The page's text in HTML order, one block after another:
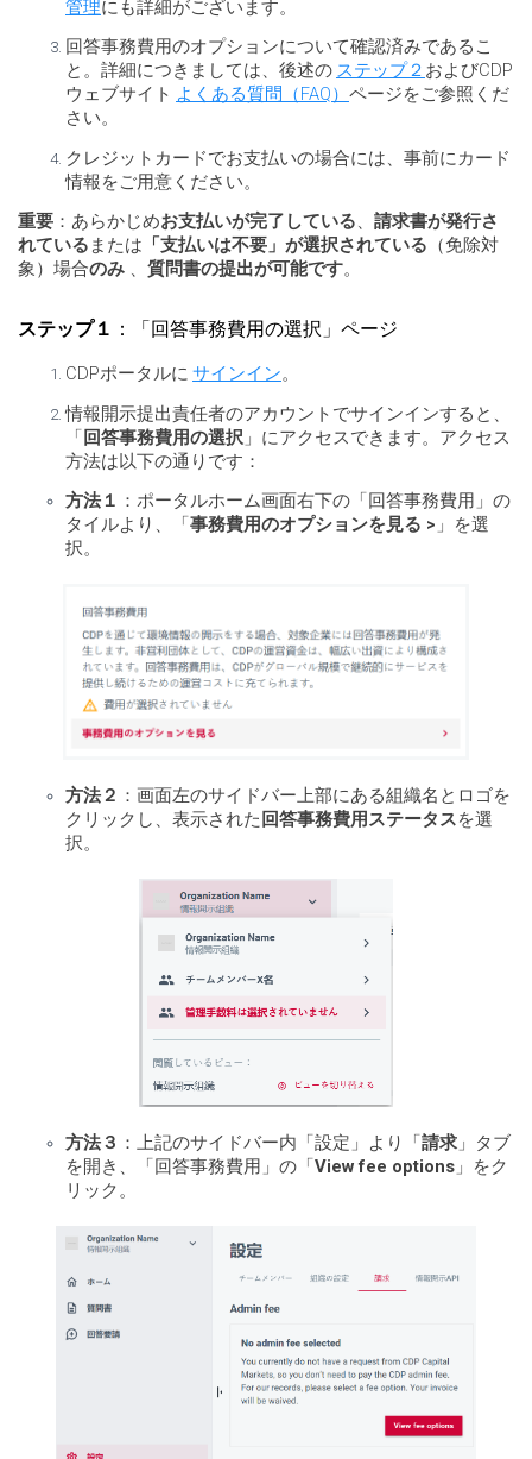
管理にも詳細がございます。
回答事務費用のオプションについて確認済みであるこ
と。詳細につきましては、後述の ステップ２ およびCDP
ウェブサイト よくある質問（FAQ） ページをご参照くだ
さい。
クレジットカードでお支払いの場合には、事前にカード
情報をご用意ください。
重要 ：あらかじめお支払いが完了している、 請求書が発行さ
れている または 「支払いは不要」が選択されている （免除対
象）場合のみ 、 質問書の提出が可能です。
ステップ１ ：「回答事務費用の選択」ページ
CDPポータルに サインイン。
情報開示提出責任者のアカウントでサインインすると、
「 回答事務費用の選択 」にアクセスできます。アクセス
方法は以下の通りです：
方法１ ：ポータルホーム画面右下の「回答事務費用」の
タイルより、「事務費用のオプションを見る > 」を選
択。
方法２ ：画面左のサイドバー上部にある組織名とロゴを
クリックし、表示された 回答事務費用ステータスを選
択。
方法３ ：上記のサイドバー内「設定」より「 請求 」タブ
を開き、「回答事務費用」の「 View fee options 」をク
リック。